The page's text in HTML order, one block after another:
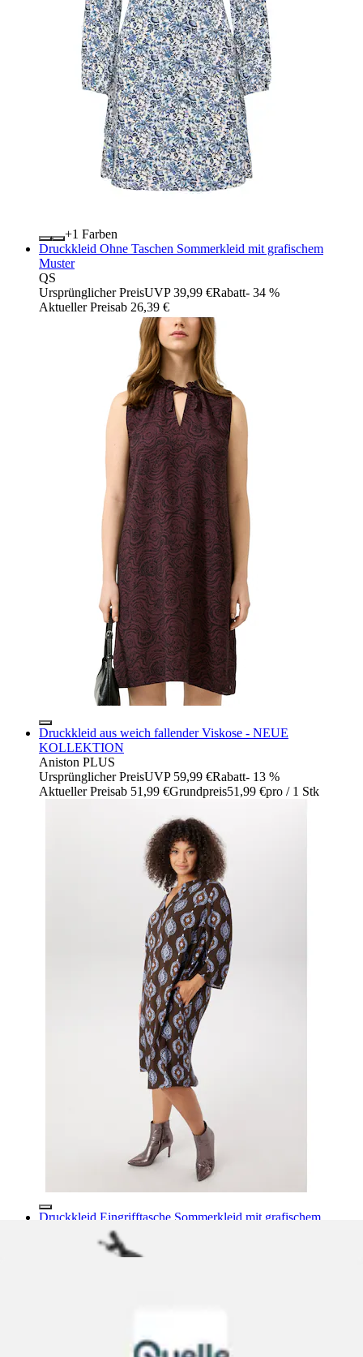
+
Farben
Druckkleid Ohne Taschen Sommerkleid mit grafischem
Muster
QS
Ursprünglicher PreisUVP 39,99 €Rabatt- 34 %
Aktueller Preisab 26,39 €
Druckkleid aus weich fallender Viskose - NEUE
KOLLEKTION
Aniston PLUS
Ursprünglicher PreisUVP 59,99 €Rabatt- 13 %
Aktueller Preisab 51,99 €Grundpreis51,99 €pro / 1 Stk
Druckkleid Eingrifftasche Sommerkleid mit grafischem
TOM TAILOR PLUS
Ursprünglicher Preis